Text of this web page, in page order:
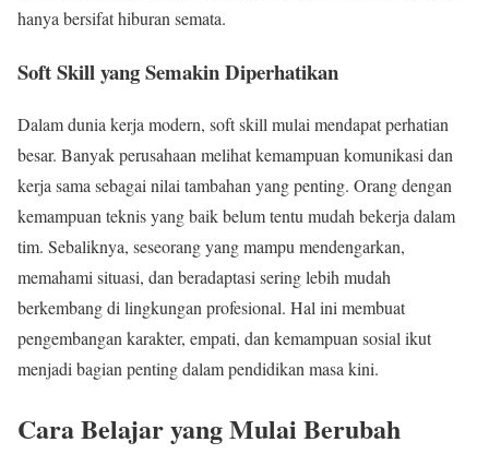
hanya bersifat hiburan semata.
Soft Skill yang Semakin Diperhatikan
Dalam dunia kerja modern, soft skill mulai mendapat perhatian
besar. Banyak perusahaan melihat kemampuan komunikasi dan
kerja sama sebagai nilai tambahan yang penting. Orang dengan
kemampuan teknis yang baik belum tentu mudah bekerja dalam
tim. Sebaliknya, seseorang yang mampu mendengarkan,
memahami situasi, dan beradaptasi sering lebih mudah
berkembang di lingkungan profesional. Hal ini membuat
pengembangan karakter, empati, dan kemampuan sosial ikut
menjadi bagian penting dalam pendidikan masa kini.
Cara Belajar yang Mulai Berubah